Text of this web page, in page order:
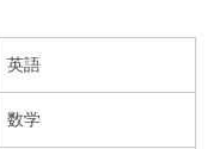
英語
数学